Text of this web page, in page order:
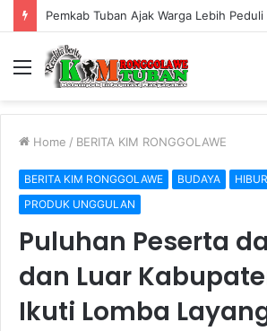
Menu
Home / BERITA KIM RONGGOLAWE
BERITA KIM RONGGOLAWE BUDAYA
PRODUK UNGGULAN
Puluhan Peserta
dan Luar
Ikuti Lomba